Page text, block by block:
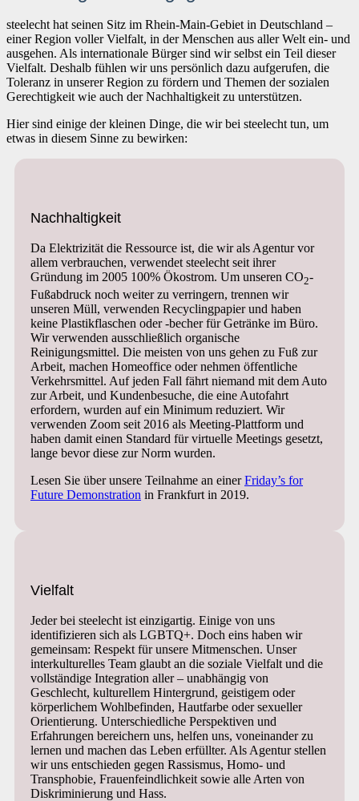
steelecht hat seinen Sitz im Rhein-Main-Gebiet in Deutschland –
einer Region voller Vielfalt, in der Menschen aus aller Welt ein- und
ausgehen. Als internationale Bürger sind wir selbst ein Teil dieser
Vielfalt. Deshalb fühlen wir uns persönlich dazu aufgerufen, die
Toleranz in unserer Region zu fördern und Themen der sozialen
Gerechtigkeit wie auch der Nachhaltigkeit zu unterstützen.
Hier sind einige der kleinen Dinge, die wir bei steelecht tun, um
etwas in diesem Sinne zu bewirken:
Nachhaltigkeit
Da Elektrizität die Ressource ist, die wir als Agentur vor
allem verbrauchen, verwendet steelecht seit ihrer
Gründung im 2005 100% Ökostrom. Um unseren CO2-
Fußabdruck noch weiter zu verringern, trennen wir
unseren Müll, verwenden Recyclingpapier und haben
keine Plastikflaschen oder -becher für Getränke im Büro.
Wir verwenden ausschließlich organische
Reinigungsmittel. Die meisten von uns gehen zu Fuß zur
Arbeit, machen Homeoffice oder nehmen öffentliche
Verkehrsmittel. Auf jeden Fall fährt niemand mit dem Auto
zur Arbeit, und Kundenbesuche, die eine Autofahrt
erfordern, wurden auf ein Minimum reduziert. Wir
verwenden Zoom seit 2016 als Meeting-Plattform und
haben damit einen Standard für virtuelle Meetings gesetzt,
lange bevor diese zur Norm wurden.
Lesen Sie über unsere Teilnahme an einerFriday’s for
Future Demonstration in Frankfurt in 2019.
Vielfalt
Jeder bei steelecht ist einzigartig. Einige von uns
identifizieren sich als LGBTQ+. Doch eins haben wir
gemeinsam: Respekt für unsere Mitmenschen. Unser
interkulturelles Team glaubt an die soziale Vielfalt und die
vollständige Integration aller – unabhängig von
Geschlecht, kulturellem Hintergrund, geistigem oder
körperlichem Wohlbefinden, Hautfarbe oder sexueller
Orientierung. Unterschiedliche Perspektiven und
Erfahrungen bereichern uns, helfen uns, voneinander zu
lernen und machen das Leben erfüllter. Als Agentur stellen
wir uns entschieden gegen Rassismus, Homo- und
Transphobie, Frauenfeindlichkeit sowie alle Arten von
Diskriminierung und Hass.